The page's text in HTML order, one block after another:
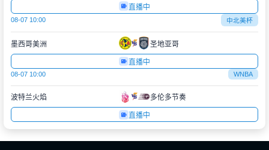
直播中
08-07 10:00 中北美杯
墨西哥美洲 圣地亚哥
直播中
08-07 10:00 WNBA
波特兰火焰 多伦多节奏
直播中